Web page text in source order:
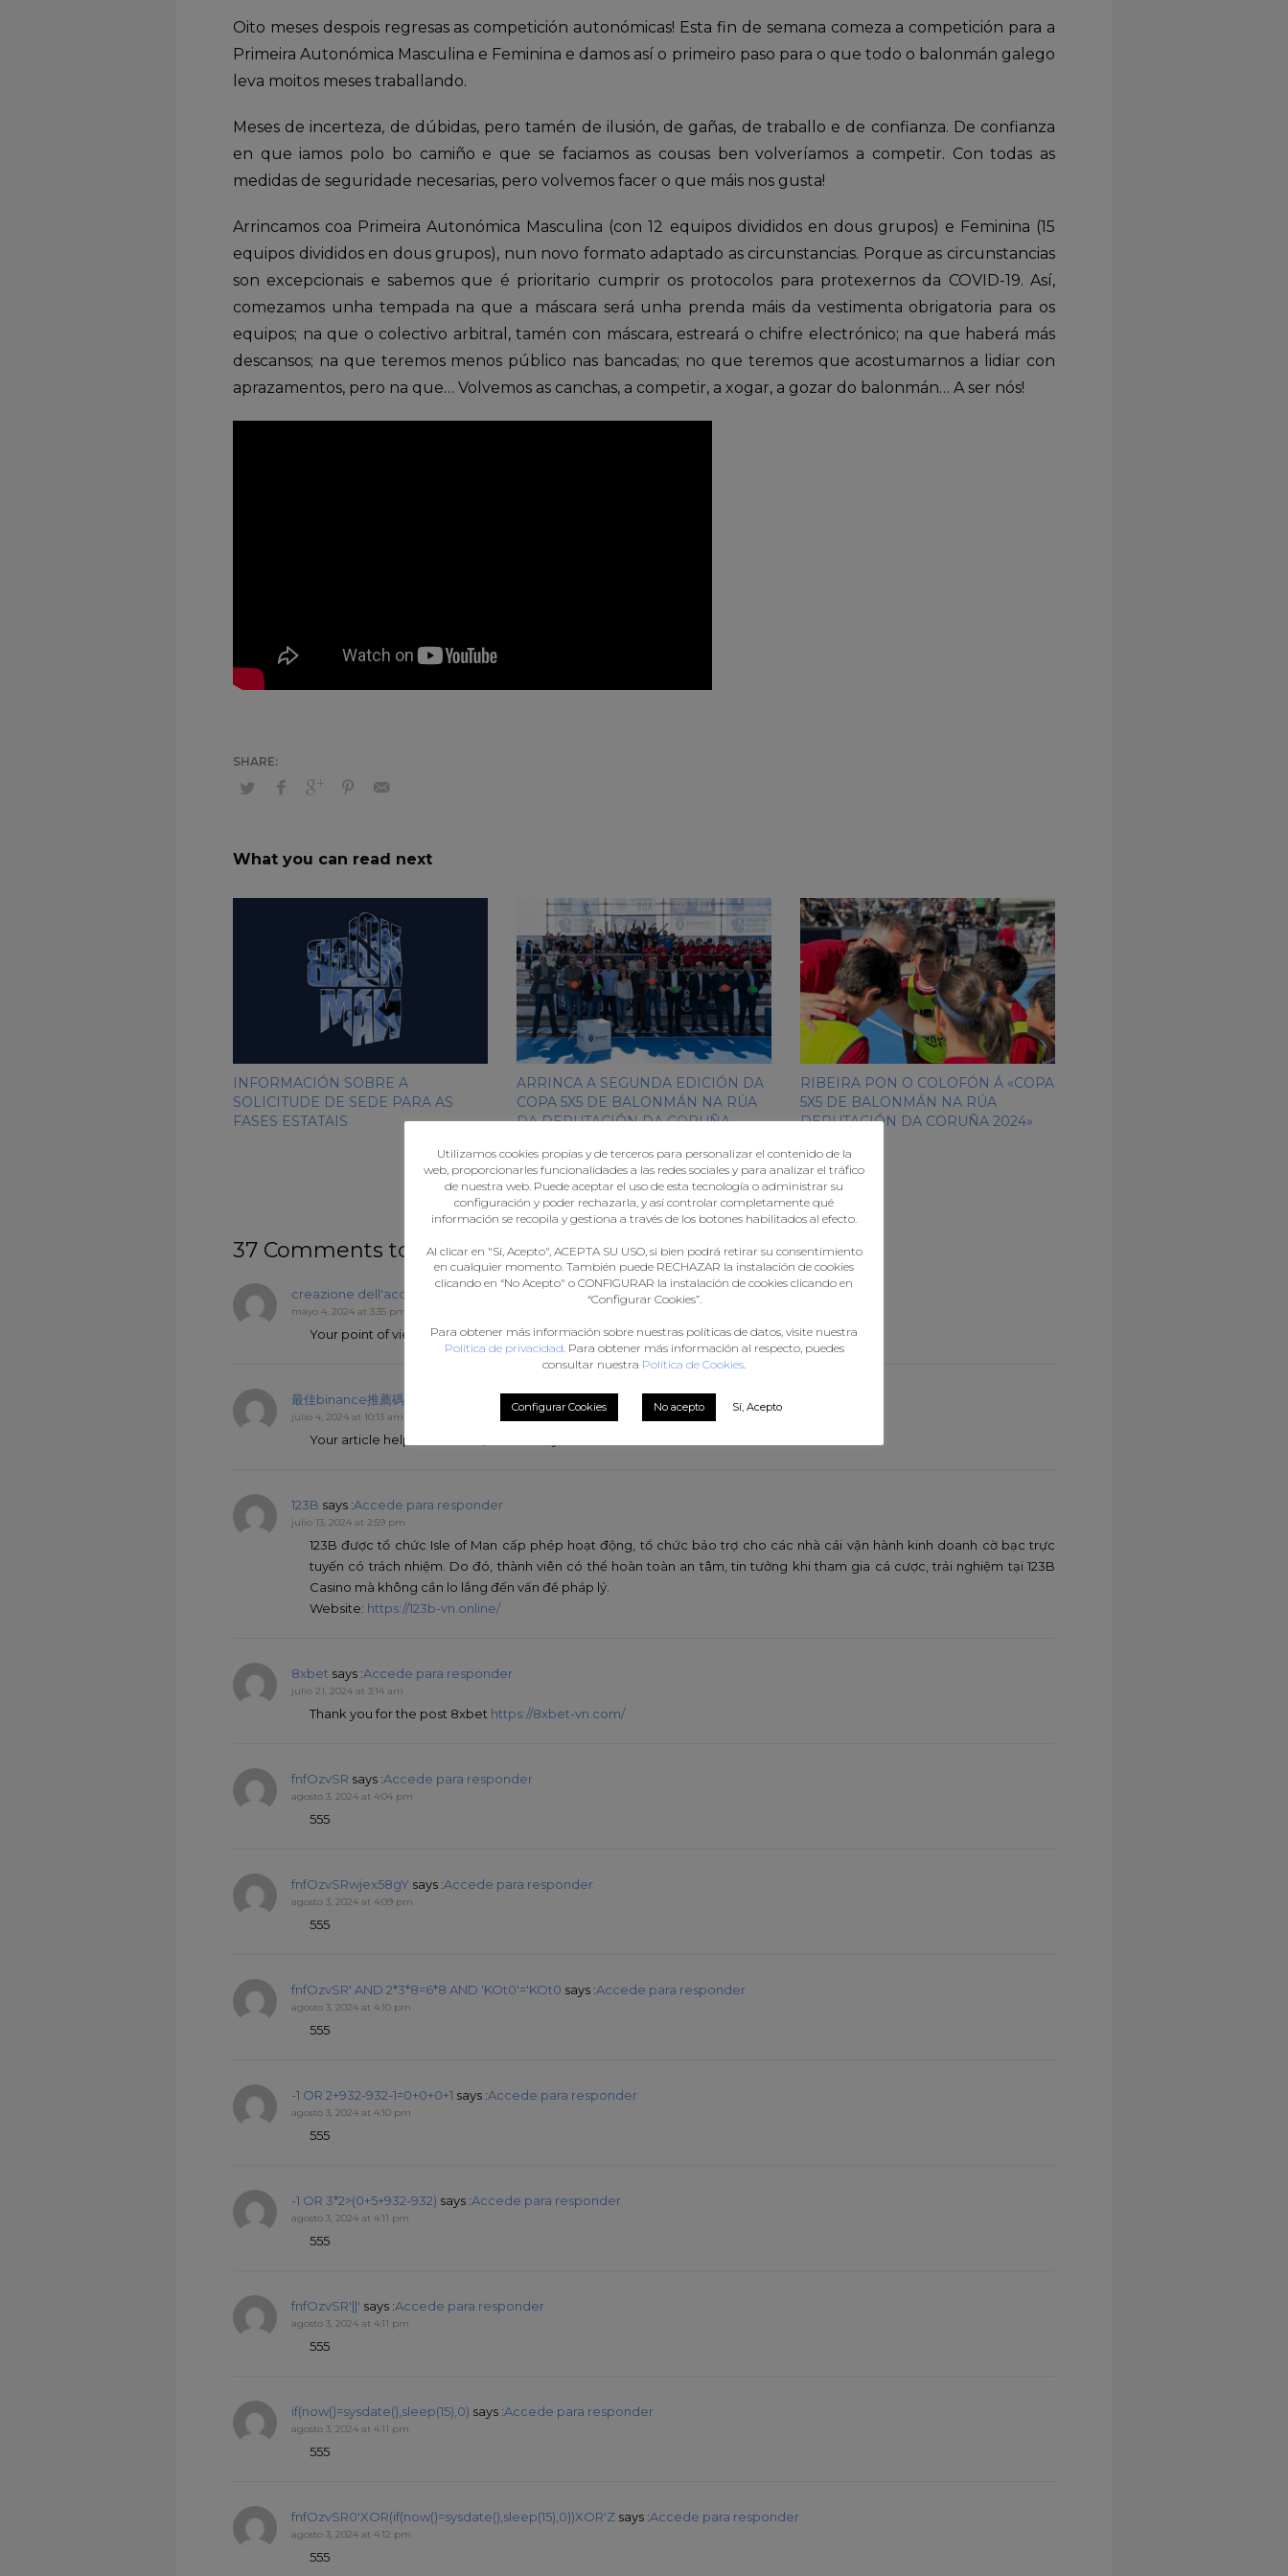
Oito meses despois regresas as competición autonómicas! Esta fin de semana comeza a competición para a
Primeira Autonómica Masculina e Feminina e damos así o primeiro paso para o que todo o balonmán galego
leva moitos meses traballando.
Meses de incerteza, de dúbidas, pero tamén de ilusión, de gañas, de traballo e de confianza. De confianza
en que iamos polo bo camiño e que se faciamos as cousas ben volveríamos a competir. Con todas as
medidas de seguridade necesarias, pero volvemos facer o que máis nos gusta!
Arrincamos coa Primeira Autonómica Masculina (con 12 equipos divididos en dous grupos) e Feminina (15
equipos divididos en dous grupos), nun novo formato adaptado as circunstancias. Porque as circunstancias
son excepcionais e sabemos que é prioritario cumprir os protocolos para protexernos da COVID-19. Así,
comezamos unha tempada na que a máscara será unha prenda máis da vestimenta obrigatoria para os
equipos; na que o colectivo arbitral, tamén con máscara, estreará o chifre electrónico; na que haberá más
descansos; na que teremos menos público nas bancadas; no que teremos que acostumarnos a lidiar con
aprazamentos, pero na que… Volvemos as canchas, a competir, a xogar, a gozar do balonmán… A ser nós!
What you can read next
INFORMACIÓN SOBRE A
SOLICITUDE DE SEDE PARA AS
FASES ESTATAIS
ARRINCA A SEGUNDA EDICIÓN DA
COPA 5X5 DE BALONMÁN NA RÚA
DA DEPUTACIÓN DA CORUÑA
RIBEIRA PON O COLOFÓN Á «COPA
5X5 DE BALONMÁN NA RÚA
DEPUTACIÓN DA CORUÑA 2024»
37 Comments to “ ESTAMOS DE VOLTA!”
creazione dell'account binance Accede para responder
mayo 4, 2024 at 3:35 pm
Your point of view caught my eye and was very interesting. Thanks. I have a question for you.
最佳binance推薦碼 Accede para responder
julio 4, 2024 at 10:13 am
Your article helped me a lot, is there any more related content? Thanks!
123B says :Accede para responder
julio 13, 2024 at 2:59 pm
123B được tổ chức Isle of Man cấp phép hoạt động, tổ chức bảo trợ cho các nhà cái vận hành kinh doanh cờ bạc trực
tuyến có trách nhiệm. Do đó, thành viên có thể hoàn toàn an tâm, tin tưởng khi tham gia cá cược, trải nghiệm tại 123B
Casino mà không cần lo lắng đến vấn đề pháp lý.
Website: https://123b-vn.online/
8xbet says :Accede para responder
julio 21, 2024 at 3:14 am
Thank you for the post 8xbet https://8xbet-vn.com/
fnfOzvSR says :Accede para responder
agosto 3, 2024 at 4:04 pm
555
fnfOzvSRwjex58gY says :Accede para responder
agosto 3, 2024 at 4:09 pm
555
fnfOzvSR' AND 2*3*8=6*8 AND 'KOt0'='KOt0 says :Accede para responder
agosto 3, 2024 at 4:10 pm
555
-1 OR 2+932-932-1=0+0+0+1 says :Accede para responder
agosto 3, 2024 at 4:10 pm
555
-1 OR 3*2>(0+5+932-932) says :Accede para responder
agosto 3, 2024 at 4:11 pm
555
fnfOzvSR'||' says :Accede para responder
agosto 3, 2024 at 4:11 pm
555
if(now()=sysdate(),sleep(15),0) says :Accede para responder
agosto 3, 2024 at 4:11 pm
555
fnfOzvSR0'XOR(if(now()=sysdate(),sleep(15),0))XOR'Z says :Accede para responder
agosto 3, 2024 at 4:12 pm
555
Utilizamos cookies propias y de terceros para personalizar el contenido de la
web, proporcionarles funcionalidades a las redes sociales y para analizar el tráfico
de nuestra web. Puede aceptar el uso de esta tecnología o administrar su
configuración y poder rechazarla, y así controlar completamente qué
información se recopila y gestiona a través de los botones habilitados al efecto.
Al clicar en "Sí, Acepto", ACEPTA SU USO, si bien podrá retirar su consentimiento
en cualquier momento. También puede RECHAZAR la instalación de cookies
clicando en “No Acepto" o CONFIGURAR la instalación de cookies clicando en
“Configurar Cookies”.
Para obtener más información sobre nuestras políticas de datos, visite nuestra
Política de privacidad . Para obtener más información al respecto, puedes
consultar nuestra Política de Cookies
Configurar Cookies No acepto Sí, Acepto